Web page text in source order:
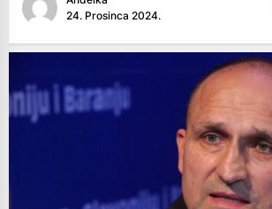
24. Prosinca 2024.